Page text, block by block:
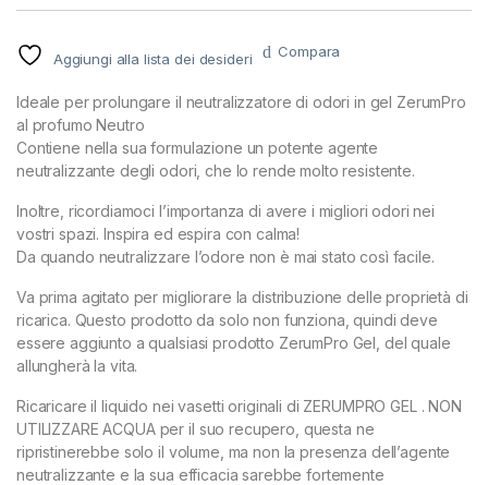
Aggiungi alla lista dei desideri Compara
Ideale per prolungare il neutralizzatore di odori in gel ZerumPro
al profumo Neutro
Contiene nella sua formulazione un potente agente
neutralizzante degli odori, che lo rende molto resistente.
Inoltre, ricordiamoci l’importanza di avere i migliori odori nei
vostri spazi. Inspira ed espira con calma!
Da quando neutralizzare l’odore non è mai stato così facile.
Va prima agitato per migliorare la distribuzione delle proprietà di
ricarica. Questo prodotto da solo non funziona, quindi deve
essere aggiunto a qualsiasi prodotto ZerumPro Gel, del quale
allungherà la vita.
Ricaricare il liquido nei vasetti originali di ZERUMPRO GEL . NON
UTILIZZARE ACQUA per il suo recupero, questa ne
ripristinerebbe solo il volume, ma non la presenza dell’agente
neutralizzante e la sua efficacia sarebbe fortemente